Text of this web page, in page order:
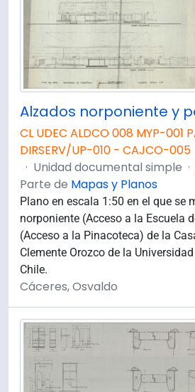
CL UDEC ALDCO 008 MYP-001
DIRSERV/UP-010 - CAJCO-005
· Unidad documental simple ·
Parte de Mapas y Planos
Plano en escala 1:50 en el que se
norponiente (Acceso a la Escuela
(Acceso a la Pinacoteca) de la
Clemente Orozco de la
Chile.
Cáceres, Osvaldo